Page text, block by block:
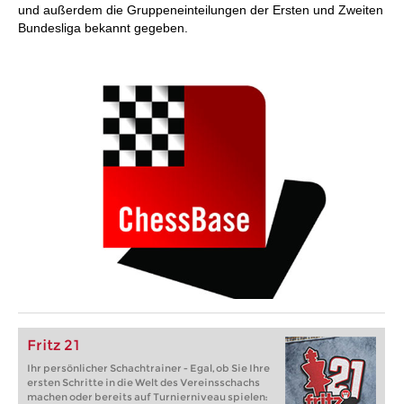
und außerdem die Gruppeneinteilungen der Ersten und Zweiten
Bundesliga bekannt gegeben.
Fritz 21
Ihr persönlicher Schachtrainer - Egal, ob Sie Ihre
ersten Schritte in die Welt des Vereinsschachs
machen oder bereits auf Turnierniveau spielen: